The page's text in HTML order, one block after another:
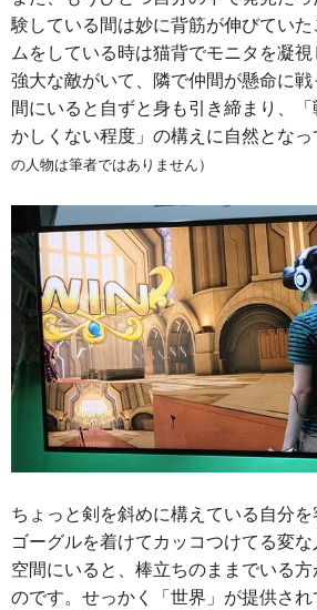
験している間は妙に背筋が伸びてい
ムをしている時は猫背でモニタを凝視
強大な敵がいて、隣で仲間が懸命に
間にいると自ずと身も引き締まり、
かしくない程度」の構えに自然となっ
の人物は筆者ではありません）
ちょっと剣を斜めに構えている自分
ゴーグルを着けてカッコつけてる変
空間にいると、棒立ちのままでいる
のです。せっかく「世界」が提供さ